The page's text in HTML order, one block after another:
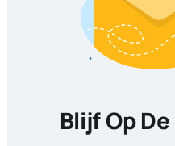
Blijf Op